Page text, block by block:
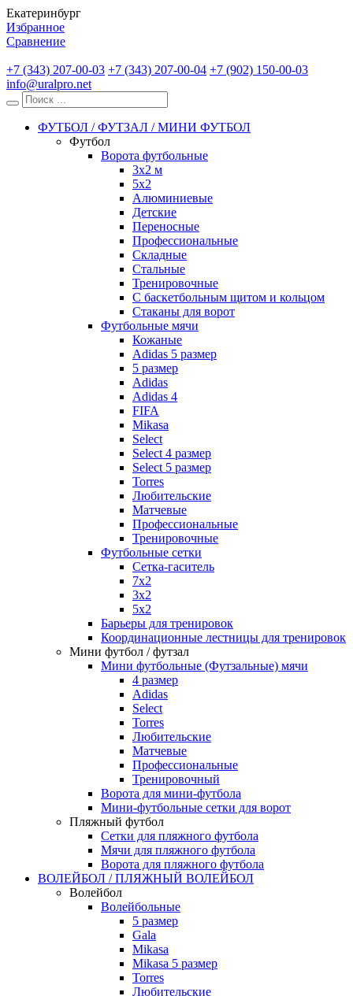
Екатеринбург
Избранное
Сравнение
+7 (343) 207-00-03 +7 (343) 207-00-04 +7 (902) 150-00-03
info@uralpro.net
ФУТБОЛ / ФУТЗАЛ / МИНИ ФУТБОЛ
Футбол
Ворота футбольные
3х2 м
5х2
Алюминиевые
Детские
Переносные
Профессиональные
Складные
Стальные
Тренировочные
С баскетбольным щитом и кольцом
Стаканы для ворот
Футбольные мячи
Кожаные
Adidas 5 размер
5 размер
Adidas
Adidas 4
FIFA
Mikasa
Select
Select 4 размер
Select 5 размер
Torres
Любительские
Матчевые
Профессиональные
Тренировочные
Футбольные сетки
Сетка-гаситель
7x2
3х2
5х2
Барьеры для тренировок
Координационные лестницы для тренировок
Мини футбол / футзал
Мини футбольные (Футзальные) мячи
4 размер
Adidas
Select
Torres
Любительские
Матчевые
Профессиональные
Тренировочный
Ворота для мини-футбола
Мини-футбольные сетки для ворот
Пляжный футбол
Сетки для пляжного футбола
Мячи для пляжного футбола
Ворота для пляжного футбола
ВОЛЕЙБОЛ / ПЛЯЖНЫЙ ВОЛЕЙБОЛ
Волейбол
Волейбольные
5 размер
Gala
Mikasa
Mikasa 5 размер
Torres
Любительские